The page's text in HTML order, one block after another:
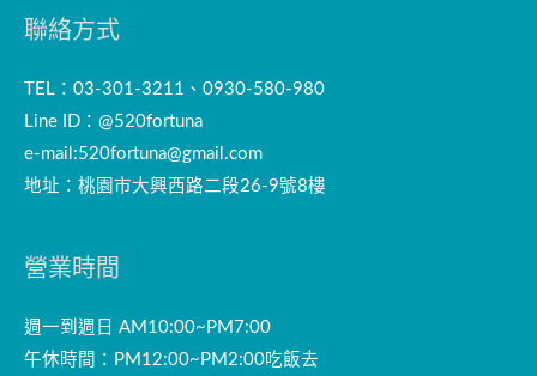
聯絡方式
TEL：03-301-3211、0930-580-980
Line ID：@520fortuna
e-mail:520fortuna@gmail.com
地址：桃園市大興西路二段26-9號8樓
營業時間
週一到週日 AM10:00~PM7:00
午休時間：PM12:00~PM2:00吃飯去